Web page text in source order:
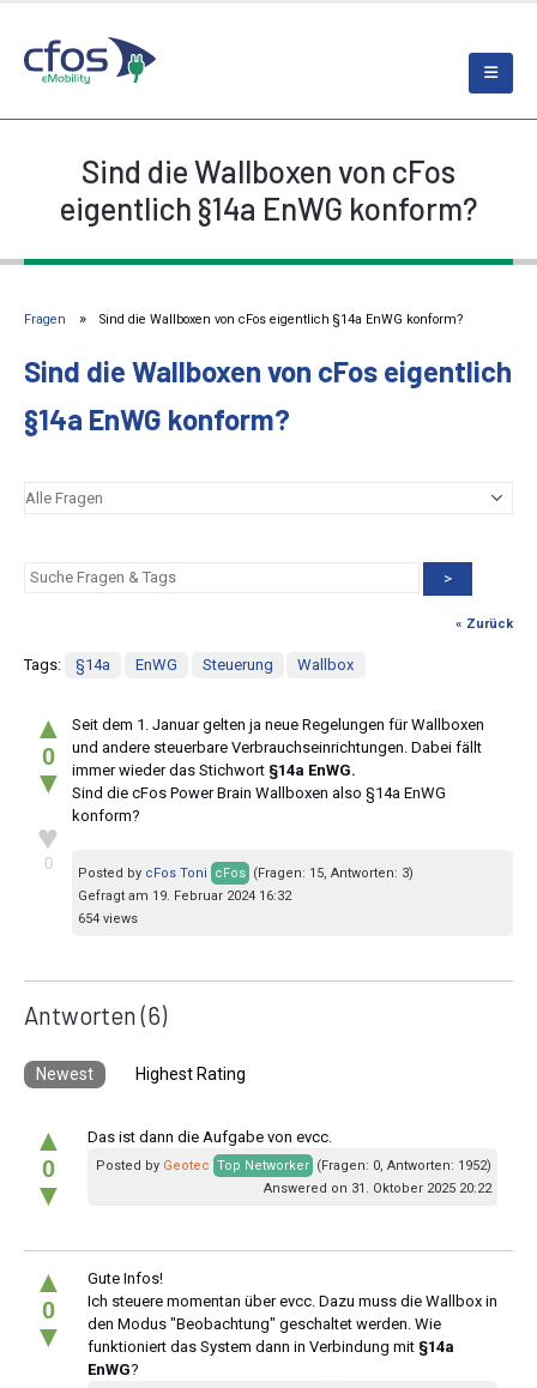
Sind die Wallboxen von cFos
eigentlich §14a EnWG konform?
Fragen Sind die Wallboxen von cFos eigentlich §14a EnWG konform?
Sind die Wallboxen von cFos eigentlich
§14a EnWG konform?
>
« Zurück
Tags: §14a EnWG Steuerung Wallbox
▲
0
▼
♥
0
Seit dem 1. Januar gelten ja neue Regelungen für Wallboxen
und andere steuerbare Verbrauchseinrichtungen. Dabei fällt
immer wieder das Stichwort §14a EnWG.
Sind die cFos Power Brain Wallboxen also §14a EnWG
konform?
Posted by cFos Toni cFos (Fragen: 15, Antworten: 3)
Gefragt am 19. Februar 2024 16:32
654 views
Antworten(6)
Newest Highest Rating
▲
0
▼
Das ist dann die Aufgabe von evcc.
Posted by Geotec Top Networker (Fragen: 0, Antworten: 1952)
Answered on 31. Oktober 2025 20:22
▲
0
▼
Gute Infos!
Ich steuere momentan über evcc. Dazu muss die Wallbox in
den Modus "Beobachtung" geschaltet werden. Wie
funktioniert das System dann in Verbindung mit §14a
EnWG?